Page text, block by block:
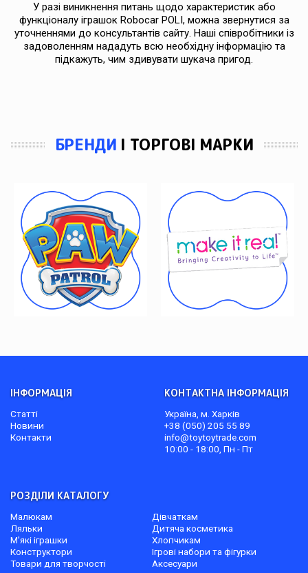
У разі виникнення питань щодо характеристик або
функціоналу іграшок Robocar POLI, можна звернутися за
уточненнями до консультантів сайту. Наші співробітники із
задоволенням нададуть всю необхідну інформацію та
підкажуть, чим здивувати шукача пригод.
БРЕНДИ І ТОРГОВІ МАРКИ
ІНФОРМАЦІЯ
Статті
Новини
Контакти
КОНТАКТНА ІНФОРМАЦІЯ
Україна, м. Харків
+38 (050) 205 55 89
info@toytoytrade.com
10:00 - 18:00, Пн - Пт
РОЗДІЛИ КАТАЛОГУ
Малюкам
Дівчаткам
Ляльки
Дитяча косметика
М'які іграшки
Хлопчикам
Конструктори
Ігрові набори та фігурки
Товари для творчості
Аксесуари